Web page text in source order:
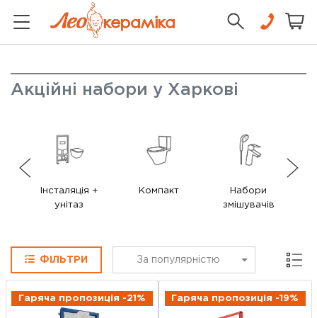
Акційні набори у Харкові
Інсталяція +
унітаз
Компакт
Набори
змішувачів
ФІЛЬТРИ За популярністю Сітка
Гаряча пропозиція -21% Гаряча пропозиція -19%